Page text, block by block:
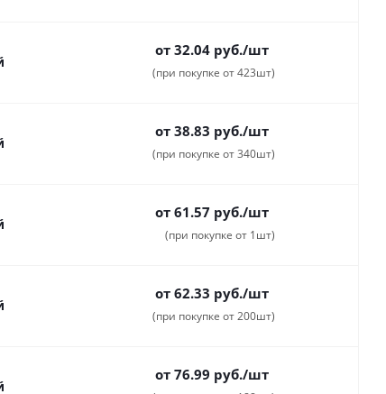
от 32.04 руб./шт
(при покупке от 423шт)
от 38.83 руб./шт
(при покупке от 340шт)
от 61.57 руб./шт
(при покупке от 1шт)
от 62.33 руб./шт
(при покупке от 200шт)
от 76.99 руб./шт